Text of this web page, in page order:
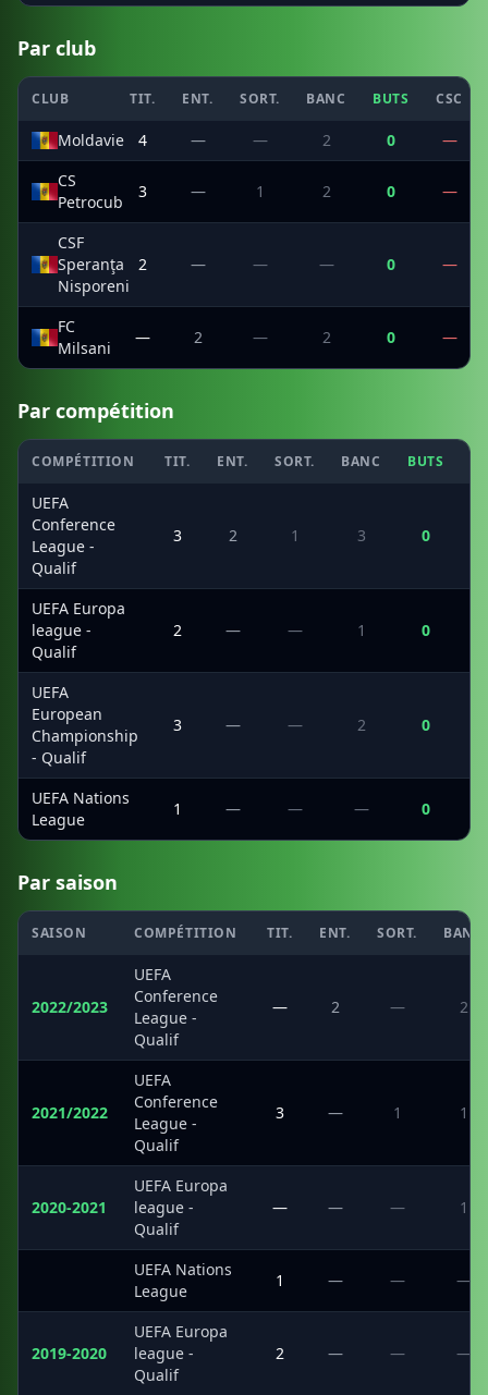
Par club
CLUB TIT. ENT. SORT. BANC BUTS CSC
Moldavie 4 — — 2 0
—
CS
Petrocub
3 — 1 2 0 —
CSF
Speranţa
Nisporeni
2 — — — 0 —
FC
Milsani
— 2 — 2 0 —
Par compétition
COMPÉTITION TIT. ENT. SORT. BANC BUTS
UEFA
Conference
League -
Qualif
3 2 1 3 0
UEFA Europa
league -
Qualif
2 — — 1 0
UEFA
European
Championship
- Qualif
3 — — 2 0
UEFA Nations
League
1 — — — 0
Par saison
SAISON COMPÉTITION TIT. ENT. SORT. BANC
2022/2023
UEFA
Conference
League -
Qualif
— 2 — 2
2021/2022
UEFA
Conference
League -
Qualif
3 — 1 1
2020-2021
UEFA Europa
league -
Qualif
— — — 1
UEFA Nations
League
1 — — —
2019-2020
UEFA Europa
league -
Qualif
2 — — —